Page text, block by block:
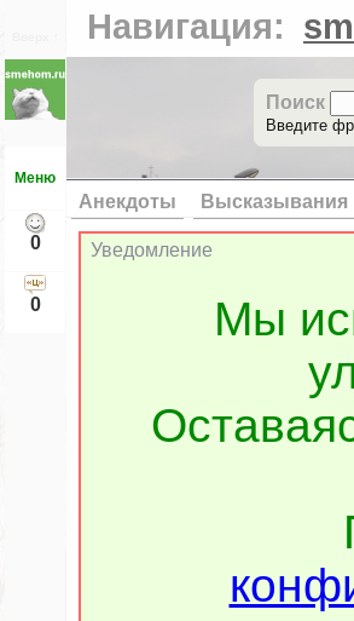
Меню
0
0
Навигация:
Поиск
Введите
Анекдоты Высказывания
Уведомление
Мы